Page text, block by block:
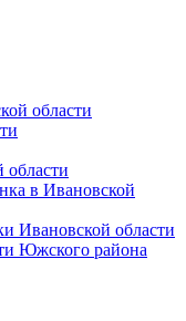
области
области
в Ивановской
Ивановской области
Южского района